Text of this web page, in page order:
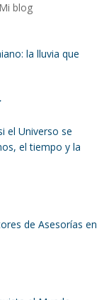
blog
la lluvia que
el Universo se
el tiempo y la
de Asesorías en